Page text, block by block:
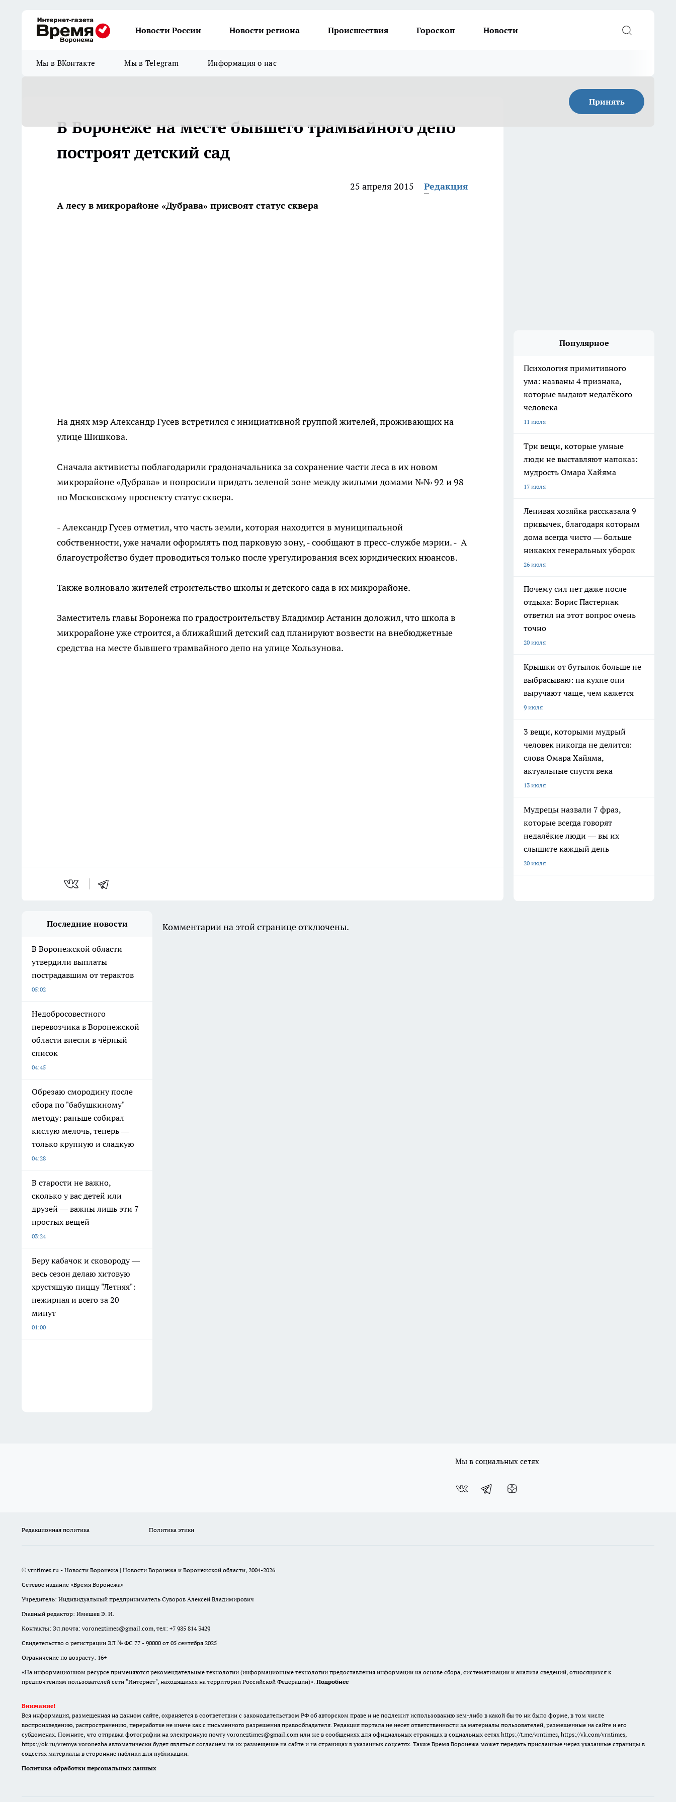
Новости России Новости региона Происшествия Гороскоп Новости
Мы в ВКонтакте Мы в Telegram Информация о нас
Принять
В Воронеже на месте бывшего трамвайного депо
построят детский сад
25 апреля 2015
Редакция
А лесу в микрорайоне «Дубрава» присвоят статус сквера
На днях мэр Александр Гусев встретился с инициативной группой жителей, проживающих на
улице Шишкова.
Сначала активисты поблагодарили градоначальника за сохранение части леса в их новом
микрорайоне «Дубрава» и попросили придать зеленой зоне между жилыми домами №№ 92 и 98
по Московскому проспекту статус сквера.
- Александр Гусев отметил, что часть земли, которая находится в муниципальной
собственности, уже начали оформлять под парковую зону, - сообщают в пресс-службе мэрии. - А
благоустройство будет проводиться только после урегулирования всех юридических нюансов.
Также волновало жителей строительство школы и детского сада в их микрорайоне.
Заместитель главы Воронежа по градостроительству Владимир Астанин доложил, что школа в
микрорайоне уже строится, а ближайший детский сад планируют возвести на внебюджетные
средства на месте бывшего трамвайного депо на улице Хользунова.
Популярное
Психология примитивного
ума: названы 4 признака,
которые выдают недалёкого
человека
11 июля
Три вещи, которые умные
люди не выставляют напоказ:
мудрость Омара Хайяма
17 июля
Ленивая хозяйка рассказала 9
привычек, благодаря которым
дома всегда чисто — больше
никаких генеральных уборок
26 июля
Почему сил нет даже после
отдыха: Борис Пастернак
ответил на этот вопрос очень
точно
20 июля
Крышки от бутылок больше не
выбрасываю: на кухне они
выручают чаще, чем кажется
9 июля
3 вещи, которыми мудрый
человек никогда не делится:
слова Омара Хайяма,
актуальные спустя века
13 июля
Мудрецы назвали 7 фраз,
которые всегда говорят
недалёкие люди — вы их
слышите каждый день
20 июля
Последние новости
В Воронежской области
утвердили выплаты
пострадавшим от терактов
05:02
Недобросовестного
перевозчика в Воронежской
области внесли в чёрный
список
04:45
Обрезаю смородину после
сбора по "бабушкиному"
методу: раньше собирал
кислую мелочь, теперь —
только крупную и сладкую
04:28
В старости не важно,
сколько у вас детей или
друзей — важны лишь эти 7
простых вещей
03:24
Беру кабачок и сковороду —
весь сезон делаю хитовую
хрустящую пиццу "Летняя":
нежирная и всего за 20
минут
01:00
Комментарии на этой странице отключены.
Мы в социальных сетях
Редакционная политика Политика этики
© vrntimes.ru - Новости Воронежа | Новости Воронежа и Воронежской области, 2004-2026
Сетевое издание «Время Воронежа»
Учредитель: Индивидуальный предприниматель Суворов Алексей Владимирович
Главный редактор: Имешев Э. И.
Контакты: Эл.почта: voroneztimes@gmail.com, тел: +7 985 814 3429
Свидетельство о регистрации ЭЛ № ФС 77 - 90000 от 05 сентября 2025
Ограничение по возрасту: 16+
«На информационном ресурсе применяются рекомендательные технологии (информационные технологии предоставления информации на основе сбора, систематизации и анализа сведений, относящихся к
предпочтениям пользователей сети "Интернет", находящихся на территории Российской Федерации)». Подробнее
Внимание!
Вся информация, размещенная на данном сайте, охраняется в соответствии с законодательством РФ об авторском праве и не подлежит использованию кем-либо в какой бы то ни было форме, в том числе
воспроизведению, распространению, переработке не иначе как с письменного разрешения правообладателя. Редакция портала не несет ответственности за материалы пользователей, размещенные на сайте и его
субдоменах. Помните, что отправка фотографии на электронную почту voroneztimes@gmail.com или же в сообщениях для официальных страницах в социальных сетях https://t.me/vrntimes, https://vk.com/vrntimes,
https://ok.ru/vremya.voronezha автоматически будет являться согласием на их размещение на сайте и на страницах в указанных соцсетях. Также Время Воронежа может передать присланные через указанные страницы в
соцсетях материалы в сторонние паблики для публикации.
Политика обработки персональных данных